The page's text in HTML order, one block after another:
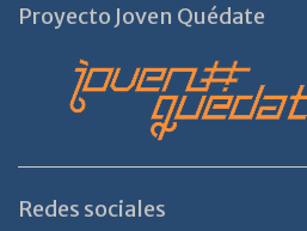
Proyecto Joven Quédate
Redes sociales